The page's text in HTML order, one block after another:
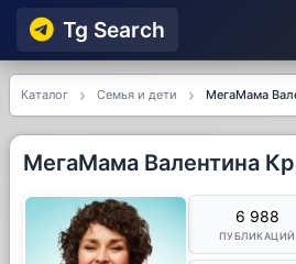
Tg Searсh
Каталог Семья и дети МегаМама
МегаМама Валентина
6 988
ПУБЛИКАЦИЙ